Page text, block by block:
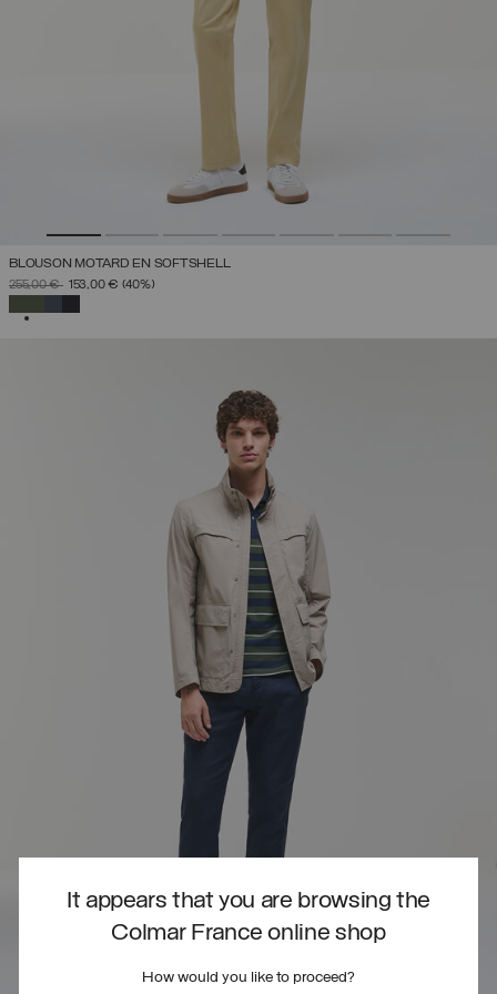
It appears that you are browsing the
Colmar France online shop
How would you like to proceed?
BLOUSON MOTARD EN SOFTSHELL
PRIX RÉDUIT DE
255,00 €À153,00 € (40%)